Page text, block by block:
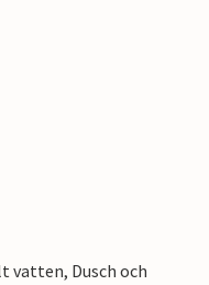
vatten, Dusch och